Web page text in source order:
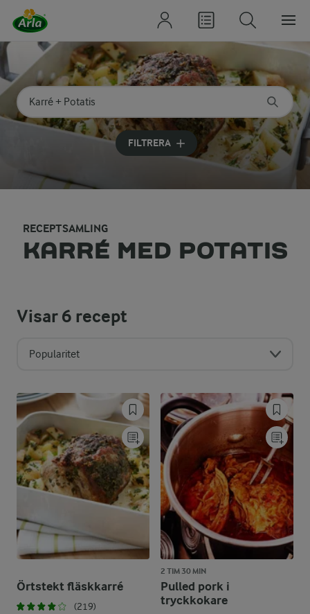
Sök på kategori eller ingrediens
Skriv in sökord för att få förslag
FILTRERA
RECEPTSAMLING
KARRÉ MED POTATIS
Visar6 recept
Popularitet
Örtstekt fläskkarré
(219)
2 TIM 30 MIN
Pulled pork i
tryckkokare